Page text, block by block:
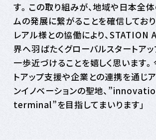
す。この取り組みが、地域や日本全
ムの発展に繋がることを確信してお
レアル様との協働により、STATION
界へ羽ばたくグローバルスタートアッ
一歩近づけることを嬉しく思います
トアップ支援や企業との連携を通じ
ンイノベーションの聖地、
terminal”を目指してまいります」